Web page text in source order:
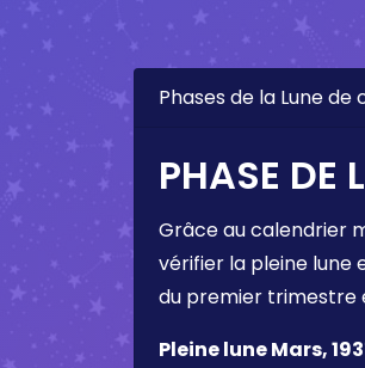
Phases de la Lune de
PHASE DE
Grâce au calendrier
vérifier la pleine lune
du premier trimestre
Pleine lune Mars,